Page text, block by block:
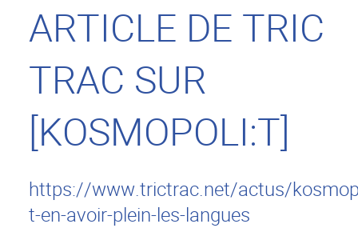
ARTICLE DE TRIC
TRAC SUR
[KOSMOPOLI:T]
https://www.trictrac.net/actus/
t-en-avoir-plein-les-langues